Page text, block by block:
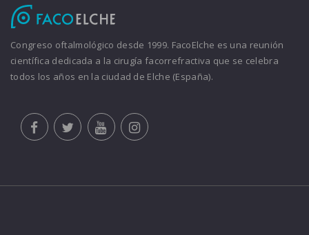
Congreso oftalmológico desde 1999. FacoElche es una reunión
científica dedicada a la cirugía facorrefractiva que se celebra
todos los años en la ciudad de Elche (España).